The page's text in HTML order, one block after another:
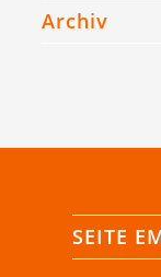
Archiv
SEITE